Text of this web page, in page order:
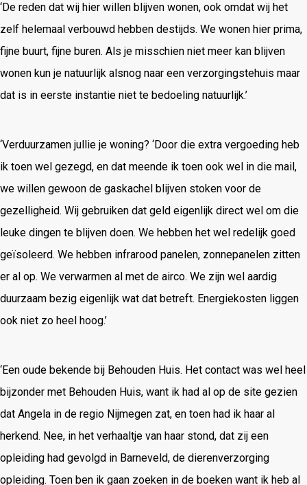
‘De reden dat wij hier willen blijven wonen, ook omdat wij het
zelf helemaal verbouwd hebben destijds. We wonen hier prima,
fijne buurt, fijne buren. Als je misschien niet meer kan blijven
wonen kun je natuurlijk alsnog naar een verzorgingstehuis maar
dat is in eerste instantie niet te bedoeling natuurlijk.’
‘Verduurzamen jullie je woning? ‘Door die extra vergoeding heb
ik toen wel gezegd, en dat meende ik toen ook wel in die mail,
we willen gewoon de gaskachel blijven stoken voor de
gezelligheid. Wij gebruiken dat geld eigenlijk direct wel om die
leuke dingen te blijven doen. We hebben het wel redelijk goed
geïsoleerd. We hebben infrarood panelen, zonnepanelen zitten
er al op. We verwarmen al met de airco. We zijn wel aardig
duurzaam bezig eigenlijk wat dat betreft. Energiekosten liggen
ook niet zo heel hoog.’
‘Een oude bekende bij Behouden Huis. Het contact was wel heel
bijzonder met Behouden Huis, want ik had al op de site gezien
dat Angela in de regio Nijmegen zat, en toen had ik haar al
herkend. Nee, in het verhaaltje van haar stond, dat zij een
opleiding had gevolgd in Barneveld, de dierenverzorging
opleiding. Toen ben ik gaan zoeken in de boeken want ik heb al